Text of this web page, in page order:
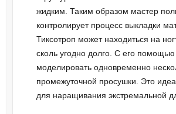
жидким. Таким образом мастер
контролирует процесс выкладки
Тиксотроп может находиться на
сколь угодно долго. С его
моделировать одновременно
промежуточной просушки. Это
для наращивания экстремальной